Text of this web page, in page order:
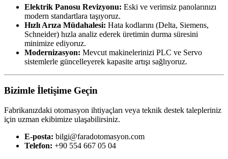
Elektrik Panosu Revizyonu: Eski ve verimsiz panolarınızı
modern standartlara taşıyoruz.
Hızlı Arıza Müdahalesi: Hata kodlarını (Delta, Siemens,
Schneider) hızla analiz ederek üretimin durma süresini
minimize ediyoruz.
Modernizasyon: Mevcut makinelerinizi PLC ve Servo
sistemlerle güncelleyerek kapasite artışı sağlıyoruz.
Bizimle İletişime Geçin
Fabrikanızdaki otomasyon ihtiyaçları veya teknik destek talepleriniz
için uzman ekibimize ulaşabilirsiniz.
E-posta: bilgi@faradotomasyon.com
Telefon: +90 554 667 05 04